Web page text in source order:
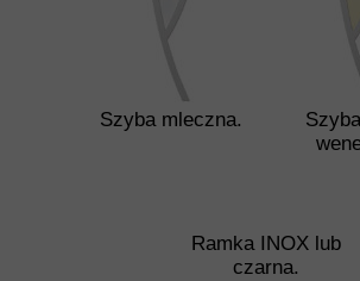
Ramka INOX lub
czarna.
Szyba mleczna.